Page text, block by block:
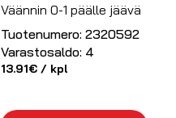
Väännin 0-1 päälle jäävä
Tuotenumero: 2320592
Varastosaldo: 4
13.91€ / kpl